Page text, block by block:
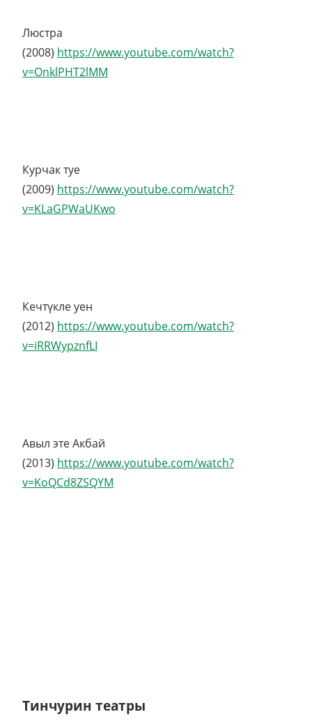
Люстра
(2008) https://www.youtube.com/watch?
v=OnklPHT2lMM
Курчак туе
(2009) https://www.youtube.com/watch?
v=KLaGPWaUKwo
Кечтүкле уен
(2012) https://www.youtube.com/watch?
v=iRRWypznfLI
Авыл эте Акбай
(2013) https://www.youtube.com/watch?
v=KoQCd8ZSQYM
Тинчурин театры